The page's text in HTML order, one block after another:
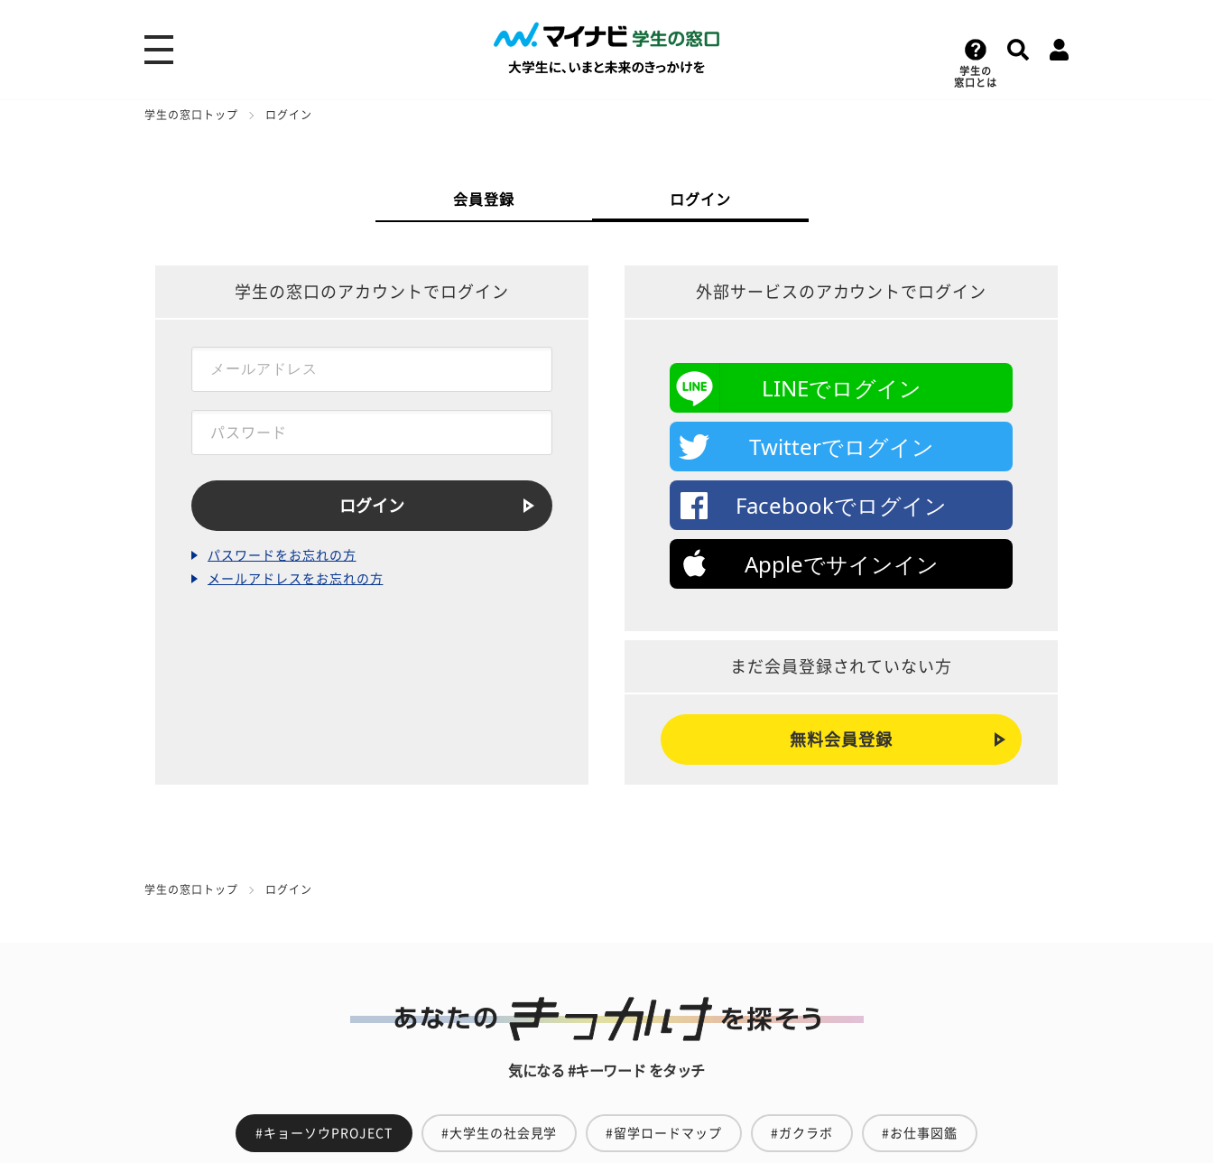
学生の
窓口とは
学生の窓口トップ ログイン
会員登録 ログイン
学生の窓口のアカウントでログイン
パスワードをお忘れの方
メールアドレスをお忘れの方
外部サービスのアカウントでログイン
LINEでログイン
Twitterでログイン
Facebookでログイン
Appleでサインイン
まだ会員登録されていない方
無料会員登録
学生の窓口トップ ログイン
気になる #キーワード をタッチ
#キョーソウPROJECT #大学生の社会見学 #留学ロードマップ #ガクラボ #お仕事図鑑